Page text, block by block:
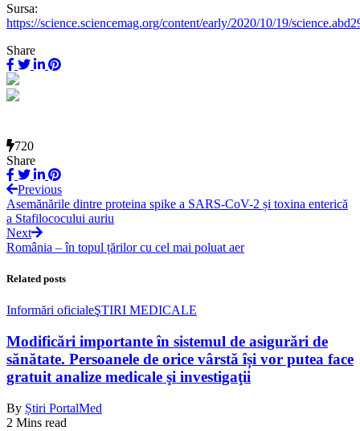
Sursa:
https://science.sciencemag.org/content/early/2020/10/19/
Share
720
Share
Previous
Asemănările dintre proteina spike a SARS-CoV-2 și toxina enterică
a Stafilococului auriu
Next
România – în topul țărilor cu cel mai poluat aer
Related posts
Informări oficialeŞTIRI MEDICALE
Modificări importante în sistemul de asigurări de
sănătate. Persoanele de orice vârstă își vor putea face
gratuit analize medicale şi investigaţii
By Știri PortalMed
2 Mins read